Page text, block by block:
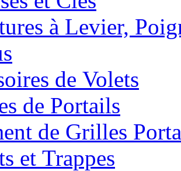
à Levier,
de Volets
de Portails
de Grilles
et Trappes